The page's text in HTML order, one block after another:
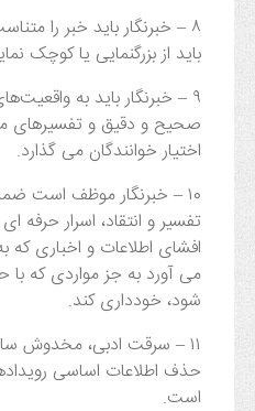
۸ – خبرنگار باید خبر را
باید از بزرگنمایی یا کوچک
۹ – خبرنگار باید به
صحيح و دقيق و تفسيرهای
اختيار خوانندگان می گذارد.
۱۰ – خبرنگار موظف است
تفسیر و انتقاد، اسرار حرفه
افشای اطلاعات و اخباری
می آورد به جز مواردی که
شود، خودداری کند.
۱۱ – سرقت ادبی، مخدوش
حذف اطلاعات اساسی
است.